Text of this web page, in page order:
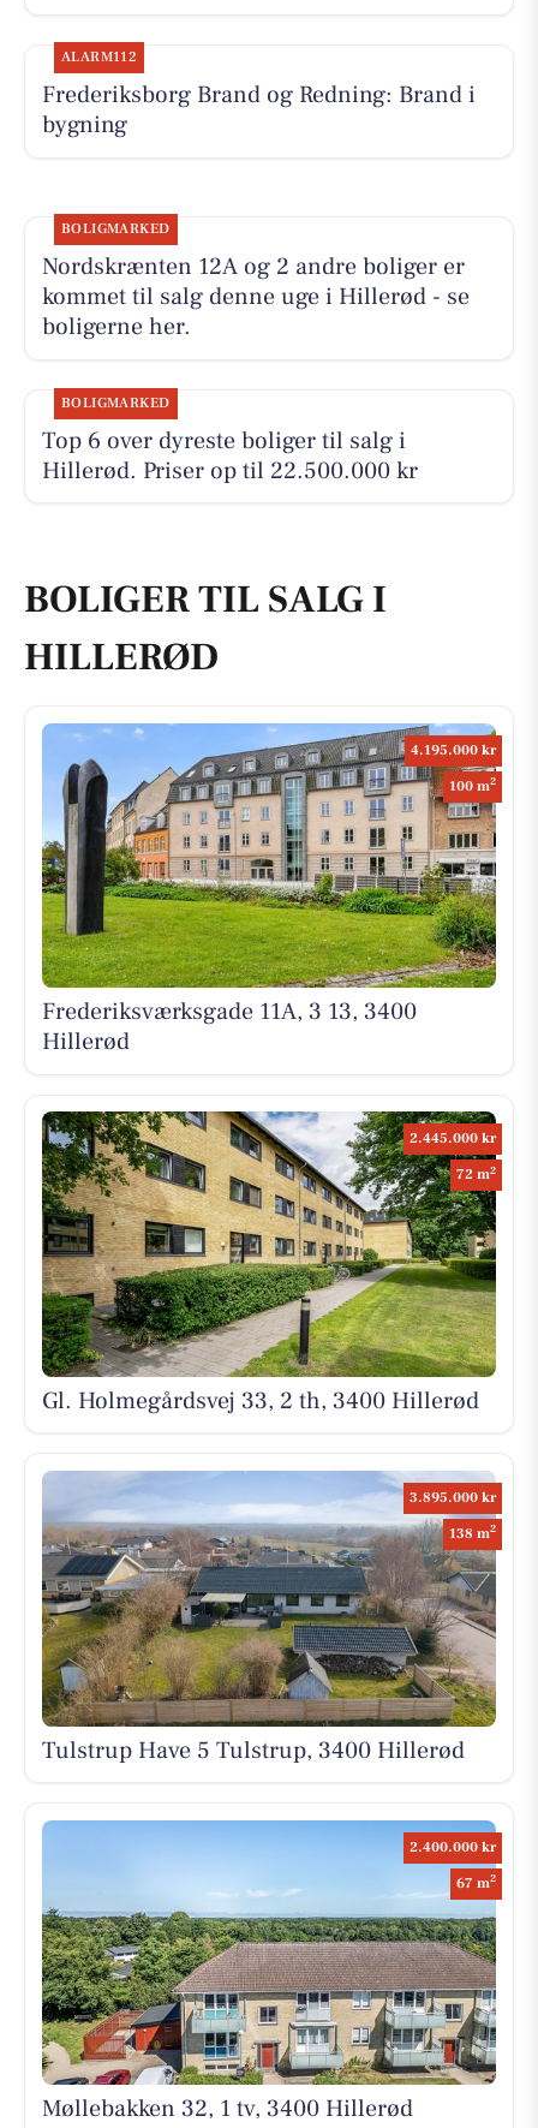
ALARM112
Frederiksborg Brand og Redning: Brand i
bygning
BOLIGMARKED
Nordskrænten 12A og 2 andre boliger er
kommet til salg denne uge i Hillerød - se
boligerne her.
BOLIGMARKED
Top 6 over dyreste boliger til salg i
Hillerød. Priser op til 22.500.000 kr
BOLIGER TIL SALG I
HILLERØD
4.195.000 kr
100 m2
Frederiksværksgade 11A, 3 13, 3400
Hillerød
2.445.000 kr
72 m2
Gl. Holmegårdsvej 33, 2 th, 3400 Hillerød
3.895.000 kr
138 m2
Tulstrup Have 5 Tulstrup, 3400 Hillerød
2.400.000 kr
67 m2
Møllebakken 32, 1 tv, 3400 Hillerød